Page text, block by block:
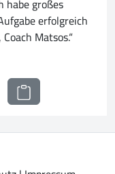
großes
erfolgreich
Matsos.“